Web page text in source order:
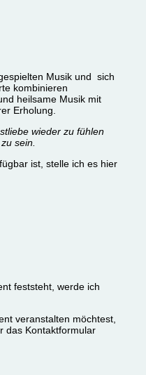
Musik und sich
kombinieren
heilsame Musik mit
Erholung.
wieder zu fühlen
sein.
ist, stelle ich es hier
feststeht, werde ich
veranstalten möchtest,
das Kontaktformular